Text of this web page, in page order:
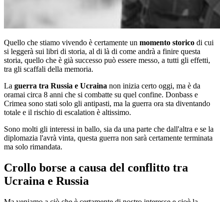
Quello che stiamo vivendo è certamente un momento storico di cui
si leggerà sui libri di storia, al di là di come andrà a finire questa
storia, quello che è già successo può essere messo, a tutti gli effetti,
tra gli scaffali della memoria.
La guerra tra Russia e Ucraina non inizia certo oggi, ma è da
oramai circa 8 anni che si combatte su quel confine. Donbass e
Crimea sono stati solo gli antipasti, ma la guerra ora sta diventando
totale e il rischio di escalation è altissimo.
Sono molti gli interessi in ballo, sia da una parte che dall'altra e se la
diplomazia l'avrà vinta, questa guerra non sarà certamente terminata
ma solo rimandata.
Crollo borse a causa del conflitto tra
Ucraina e Russia